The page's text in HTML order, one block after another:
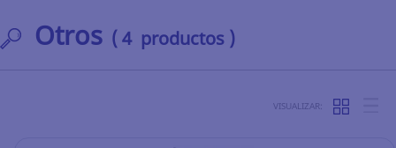
Otros ( 4 productos )
VISUALIZAR: